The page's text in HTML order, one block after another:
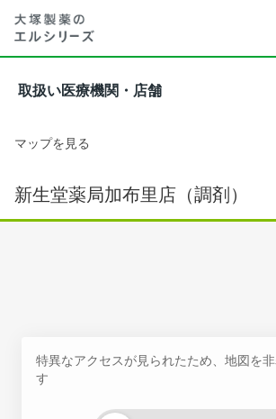
取扱い医療機関・店舗
マップを見る
新生堂薬局加布里店（調剤）
特異なアクセスが見られたため、地図を
す